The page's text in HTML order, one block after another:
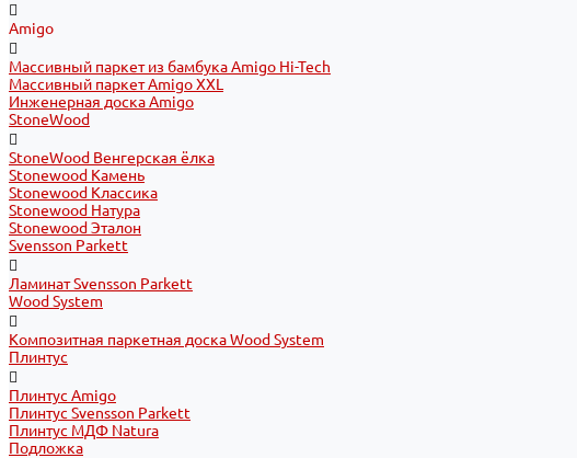
Amigo
Массивный паркет из бамбука Amigo Hi-Tech
Массивный паркет Amigo XXL
Инженерная доска Amigo
StoneWood
StoneWood Венгерская ёлка
Stonewood Камень
Stonewood Классика
Stonewood Натура
Stonewood Эталон
Svensson Parkett
Ламинат Svensson Parkett
Wood System
Композитная паркетная доска Wood System
Плинтус
Плинтус Amigo
Плинтус Svensson Parkett
Плинтус МДФ Natura
Подложка